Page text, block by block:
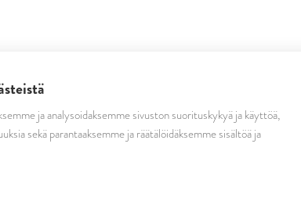
ja analysoidaksemme sivuston suorituskykyä ja käyttöä,
sekä parantaaksemme ja räätälöidäksemme sisältöä ja